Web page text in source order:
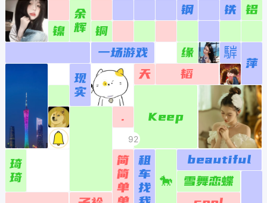
0186 0286 0486
余
辉
0986
钢 1186
铁 1286
铝
0187 0287 0387
镍 0487 0587
铜
0588
一场游戏
0688 0788 0988
缘 1088 1188
䮗
萍
0489
现
实
0589 0689 0789
天 韬
0989 1189
0490 0590 0690
Keep
1190 1290
0291 0391 0691
. 0791 0891 0991 1191 1291
0192 0292 0392 0692920792 1092 1192 1292
0193
琦
琦
0693
简
简
单
0793
租
车
找 🐎
0993beautiful
1093 1193 1293
0194 0694 0794 0894 0994
雪舞恋蝶
1094 1194